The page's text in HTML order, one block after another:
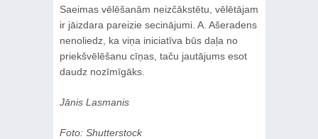
Saeimas vēlēšanām neizčākstētu, vēlētājam
ir jāizdara pareizie secinājumi. A. Ašeradens
nenoliedz, ka viņa iniciatīva būs daļa no
priekšvēlēšanu cīņas, taču jautājums esot
daudz nozīmīgāks.
Jānis Lasmanis
Foto: Shutterstock